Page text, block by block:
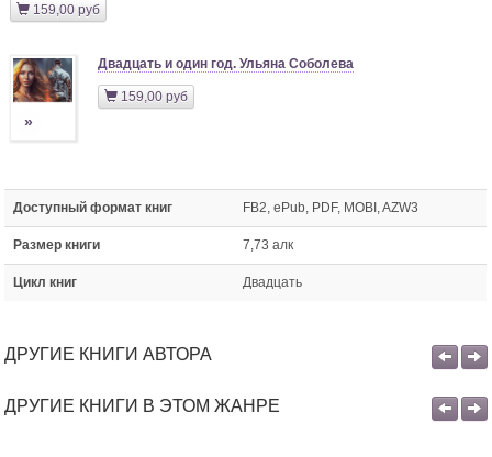
159,00 руб
»
Двадцать и один год. Ульяна Соболева
159,00 руб
Доступный формат книг FB2, ePub, PDF, MOBI, AZW3
Размер книги 7,73 алк
Цикл книг Двадцать
ДРУГИЕ КНИГИ АВТОРА
ДРУГИЕ КНИГИ В ЭТОМ ЖАНРЕ